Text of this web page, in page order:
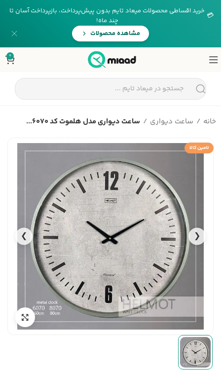
💳 خرید اقساطی محصولات میعاد تایم بدون پیش‌پرداخت، بازپرداخت آسان تا
چند ماه!
مشاهده محصولات
0
خانه ساعت دیواری ساعت دیواری مدل هلموت کد 6070...
تامین کالا
❮
❯